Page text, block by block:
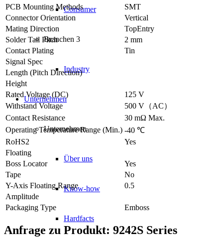
Consumer
Branchen 3
Industry
Unternehmen
Unternehmen
Über uns
Know-how
Hardfacts
PCB Mounting Methods
SMT
Connector Orientation
Vertical
Mating Direction
TopEntry
Solder Tail Pitch
2 mm
Contact Plating
Tin
Signal Spec
Length (Pitch Direction)
Height
Rated Voltage (DC)
125 V
Withstand Voltage
500 V（AC）
Contact Resistance
30 mΩ Max.
Operating Temperature Range (Min.) -40 ℃
RoHS2
Yes
Floating
Boss Locator
Yes
Tape
No
Y-Axis Floating Range
0.5
Amplitude
Packaging Type
Emboss
Anfrage zu Produkt: 9242S Series